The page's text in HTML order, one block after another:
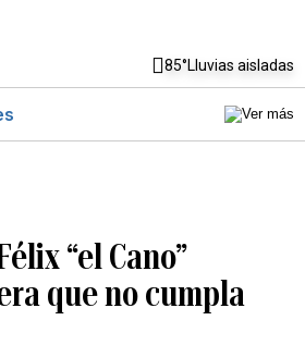
85°Lluvias aisladas
“el Cano”
que no cumpla